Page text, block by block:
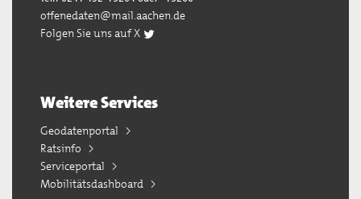
offenedaten@mail.aachen.de
Folgen Sie uns auf X
Weitere Services
Geodatenportal
Ratsinfo
Serviceportal
Mobilitätsdashboard